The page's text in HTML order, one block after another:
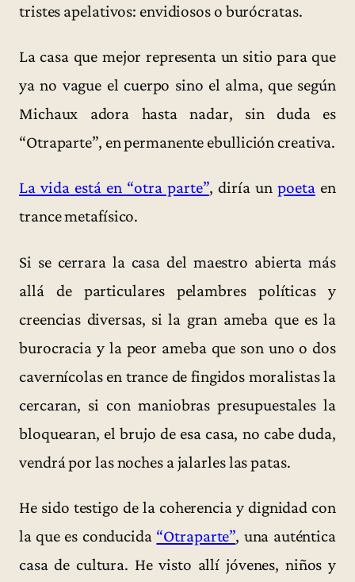
tristes apelativos: envidiosos o burócratas.
La casa que mejor representa un sitio para que
ya no vague el cuerpo sino el alma, que según
Michaux adora hasta nadar, sin duda es
“Otraparte”, en permanente ebullición creativa.
La vida está en “otra parte”, diría unpoetaen
trance metafísico.
Si se cerrara la casa del maestro abierta más
allá de particulares pelambres políticas y
creencias diversas, si la gran ameba que es la
burocracia y la peor ameba que son uno o dos
cavernícolas en trance de fingidos moralistas la
cercaran, si con maniobras presupuestales la
bloquearan, el brujo de esa casa, no cabe duda,
vendrá por las noches a jalarles las patas.
He sido testigo de la coherencia y dignidad con
la que es conducida “Otraparte”, una auténtica
casa de cultura. He visto allí jóvenes, niños y